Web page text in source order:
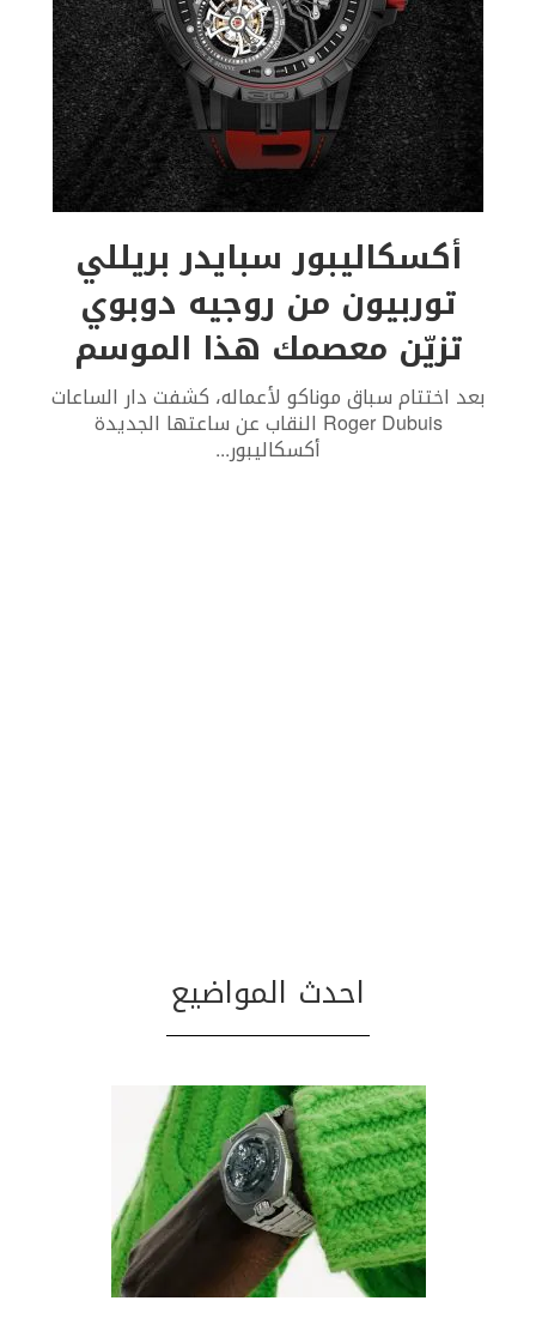
أكسكاليبور سبايدر بريللي
توربيون من روجيه دوبوي
تزيّن معصمك هذا الموسم
بعد اختتام سباق موناكو لأعماله، كشفت دار الساعات
Roger Dubuis النقاب عن ساعتها الجديدة
أكسكاليبور...
احدث المواضيع